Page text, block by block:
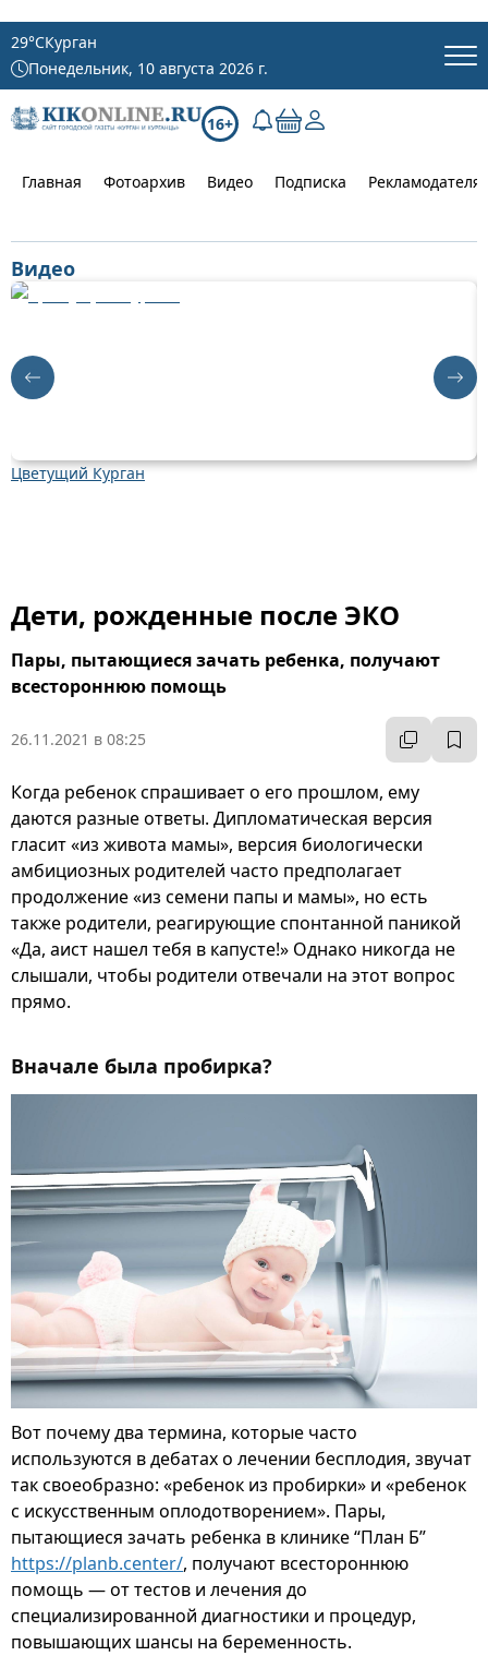
29°CКурган
Понедельник, 10 августа 2026 г.
16+
Главная Фотоархив Видео Подписка
Видео
Цветущий Курган
Дети, рожденные после ЭКО
Пары, пытающиеся зачать ребенка, получают
всестороннюю помощь
26.11.2021 в 08:25
Когда ребенок спрашивает о его прошлом, ему
даются разные ответы. Дипломатическая версия
гласит «из живота мамы», версия биологически
амбициозных родителей часто предполагает
продолжение «из семени папы и мамы», но есть
также родители, реагирующие спонтанной паникой
«Да, аист нашел тебя в капусте!» Однако никогда не
слышали, чтобы родители отвечали на этот вопрос
прямо.
Вначале была пробирка?
Вот почему два термина, которые часто
используются в дебатах о лечении бесплодия, звучат
так своеобразно: «ребенок из пробирки» и «ребенок
с искусственным оплодотворением». Пары,
пытающиеся зачать ребенка в клинике “План Б”
https://planb.center/, получают всестороннюю
помощь — от тестов и лечения до
специализированной диагностики и процедур,
повышающих шансы на беременность.